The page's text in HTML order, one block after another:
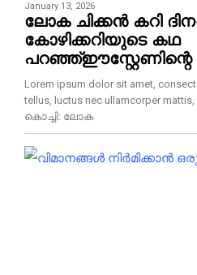
January 13, 2026
ലോക ചിക്കൻ കറി
കോഴിക്കറിയുടെ കഥ
പറഞ്ഞ്ഈസ്റ്റേണിന്റെ
Lorem ipsum dolor sit amet,
tellus, luctus nec ullamcorper
കൊച്ചി: ലോക